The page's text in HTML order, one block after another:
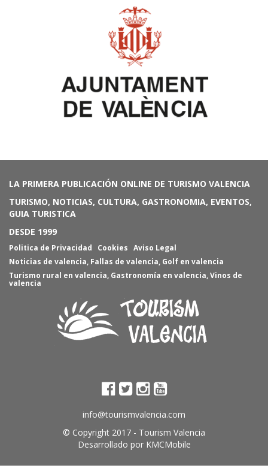
LA PRIMERA PUBLICACIÓN ONLINE DE TURISMO VALENCIA
TURISMO, NOTICIAS, CULTURA, GASTRONOMIA, EVENTOS,
GUIA TURISTICA
DESDE 1999
Politica de Privacidad Cookies Aviso Legal
Noticias de valencia, Fallas de valencia, Golf en valencia
Turismo rural en valencia, Gastronomía en valencia,Vinos de
valencia
info@tourismvalencia.com
© Copyright 2017 - Tourism Valencia
Desarrollado por KMCMobile